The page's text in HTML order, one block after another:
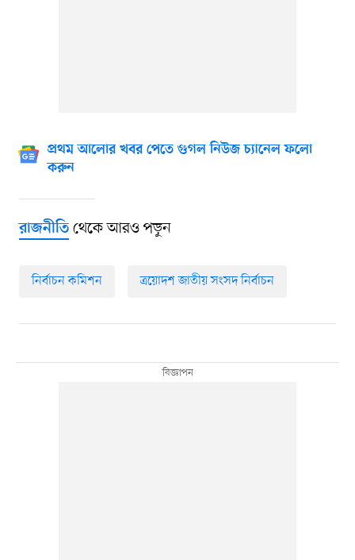
প্রথম আলোর খবর পেতে গুগল নিউজ চ্যানেল ফলো
করুন
রাজনীতিথেকে আরও পড়ুন
নির্বাচন কমিশন ত্রয়োদশ জাতীয় সংসদ নির্বাচন